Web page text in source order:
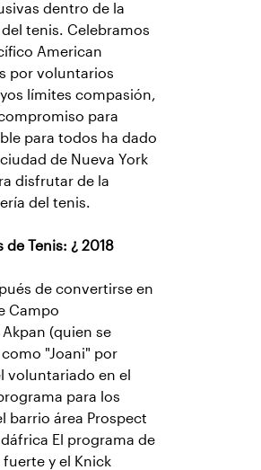
dentro de la
tenis. Celebramos
American
por voluntarios
límites compasión,
para
para todos ha dado
de Nueva York
disfrutar de la
del tenis.
Tenis: ¿ 2018
de convertirse en
Campo
(quien se
"Joani" por
voluntariado en el
para los
barrio área Prospect
El programa de
y el Knick